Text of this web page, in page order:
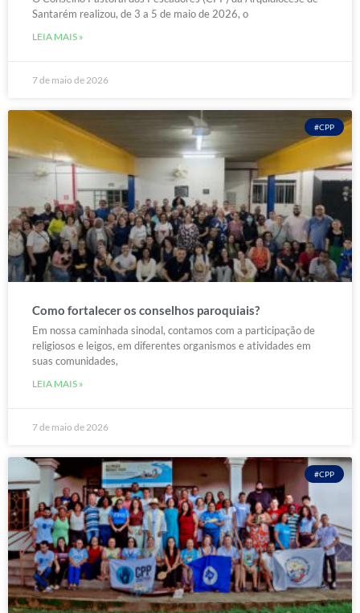
Santarém realizou, de 3 a 5 de maio de 2026, o
LEIA MAIS »
7 de maio de 2026
#CPP
Como fortalecer os conselhos paroquiais?
Em nossa caminhada sinodal, contamos com a participação de
religiosos e leigos, em diferentes organismos e atividades em
suas comunidades,
LEIA MAIS »
7 de maio de 2026
#CPP